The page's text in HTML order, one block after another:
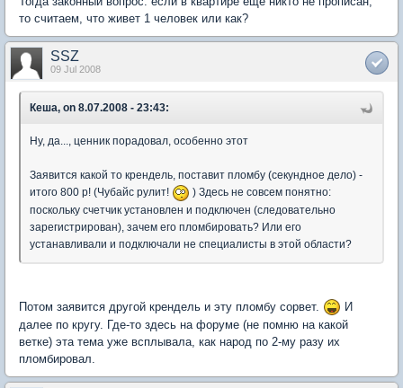
то считаем, что живет 1 человек или как?
SSZ
09 Jul 2008
Кеша, on 8.07.2008 - 23:43:
Ну, да..., ценник порадовал, особенно этот
Заявится какой то крендель, поставит пломбу (секундное дело) -
итого 800 р! (Чубайс рулит!
) Здесь не совсем понятно:
поскольку счетчик установлен и подключен (следовательно
зарегистрирован), зачем его пломбировать? Или его
устанавливали и подключали не специалисты в этой области?
Потом заявится другой крендель и эту пломбу сорвет.
И
далее по кругу. Где-то здесь на форуме (не помню на какой
ветке) эта тема уже всплывала, как народ по 2-му разу их
пломбировал.